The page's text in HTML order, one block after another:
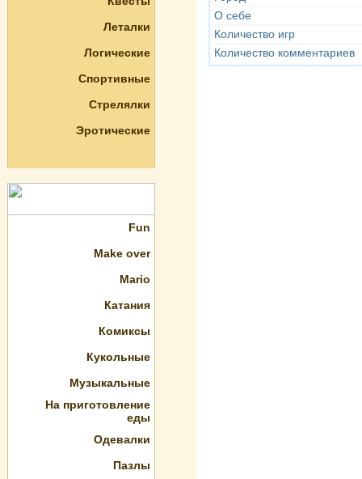
Леталки
Логические
Спортивные
Стрелялки
Эротические
Fun
Make over
Mario
Катания
Комиксы
Кукольные
Музыкальные
На приготовление
еды
Одевалки
Пазлы
О себе
Количество игр
Количество комментариев